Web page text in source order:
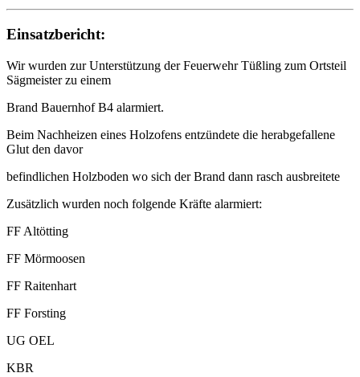
Einsatzbericht:
Wir wurden zur Unterstützung der Feuerwehr Tüßling zum Ortsteil
Sägmeister zu einem
Brand Bauernhof B4 alarmiert.
Beim Nachheizen eines Holzofens entzündete die herabgefallene
Glut den davor
befindlichen Holzboden wo sich der Brand dann rasch ausbreitete
Zusätzlich wurden noch folgende Kräfte alarmiert:
FF Altötting
FF Mörmoosen
FF Raitenhart
FF Forsting
UG OEL
KBR